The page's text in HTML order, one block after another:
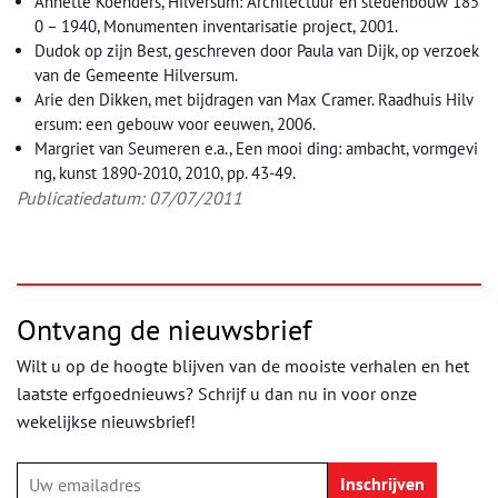
0 – 1940, Monumenten inventarisatie project, 2001.
Dudok op zijn Best, geschreven door Paula van Dijk, op verzoek
van de Gemeente Hilversum.
Arie den Dikken, met bijdragen van Max Cramer. Raadhuis Hilv
ersum: een gebouw voor eeuwen, 2006.
Margriet van Seumeren e.a., Een mooi ding: ambacht, vormgevi
ng, kunst 1890-2010, 2010, pp. 43-49.
Publicatiedatum: 07/07/2011
Ontvang de nieuwsbrief
Wilt u op de hoogte blijven van de mooiste verhalen en het
laatste erfgoednieuws? Schrijf u dan nu in voor onze
wekelijkse nieuwsbrief!